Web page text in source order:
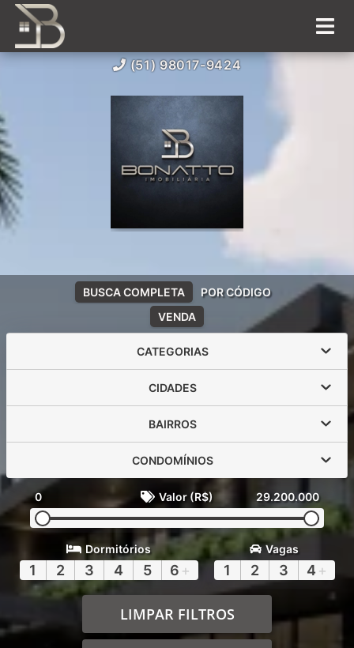
(51) 98017-9424
VENDA
BUSCA COMPLETA POR CÓDIGO
CATEGORIAS
CIDADES
BAIRROS
CONDOMÍNIOS
0 Valor (R$) 29.200.000
Dormitórios
1 2 3 4 5 6 +
Vagas
1 2 3 4 +
LIMPAR FILTROS